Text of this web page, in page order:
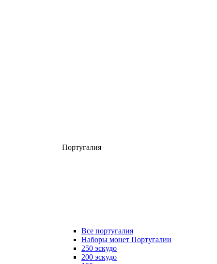
Португалия
Все португалия
Наборы монет Португалии
250 эскудо
200 эскудо